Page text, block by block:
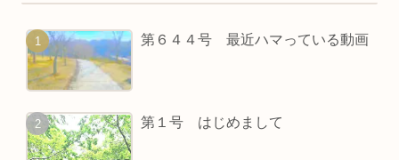
第６４４号 最近ハマっている動画
第１号 はじめまして